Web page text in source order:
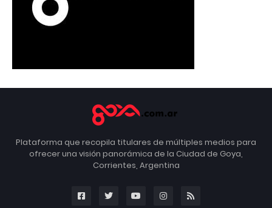
Plataforma que recopila titulares de múltiples medios para
ofrecer una visión panorámica de la Ciudad de Goya,
Corrientes, Argentina